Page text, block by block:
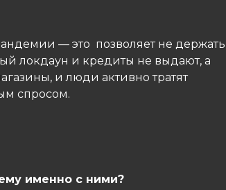
— это позволяет не держать
локдаун и кредиты не выдают, а
и люди активно тратят
спросом.
именно с ними?